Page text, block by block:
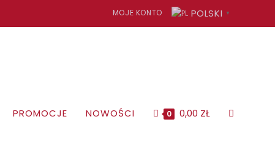
MOJE KONTO POLSKI ▼
PROMOCJE NOWOŚCI 0 0,00 ZŁ TOGGLE